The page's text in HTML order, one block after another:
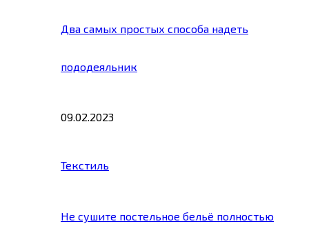
Два самых простых способа надеть
пододеяльник
09.02.2023
Текстиль
Не сушите постельное бельё полностью